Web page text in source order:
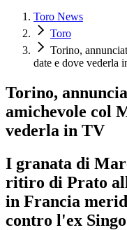
Toro News
Toro
Torino,
date e dove vederla
Torino,
amichevole col
vederla in TV
I granata di
ritiro di Prato
in Francia
contro l'ex Singo